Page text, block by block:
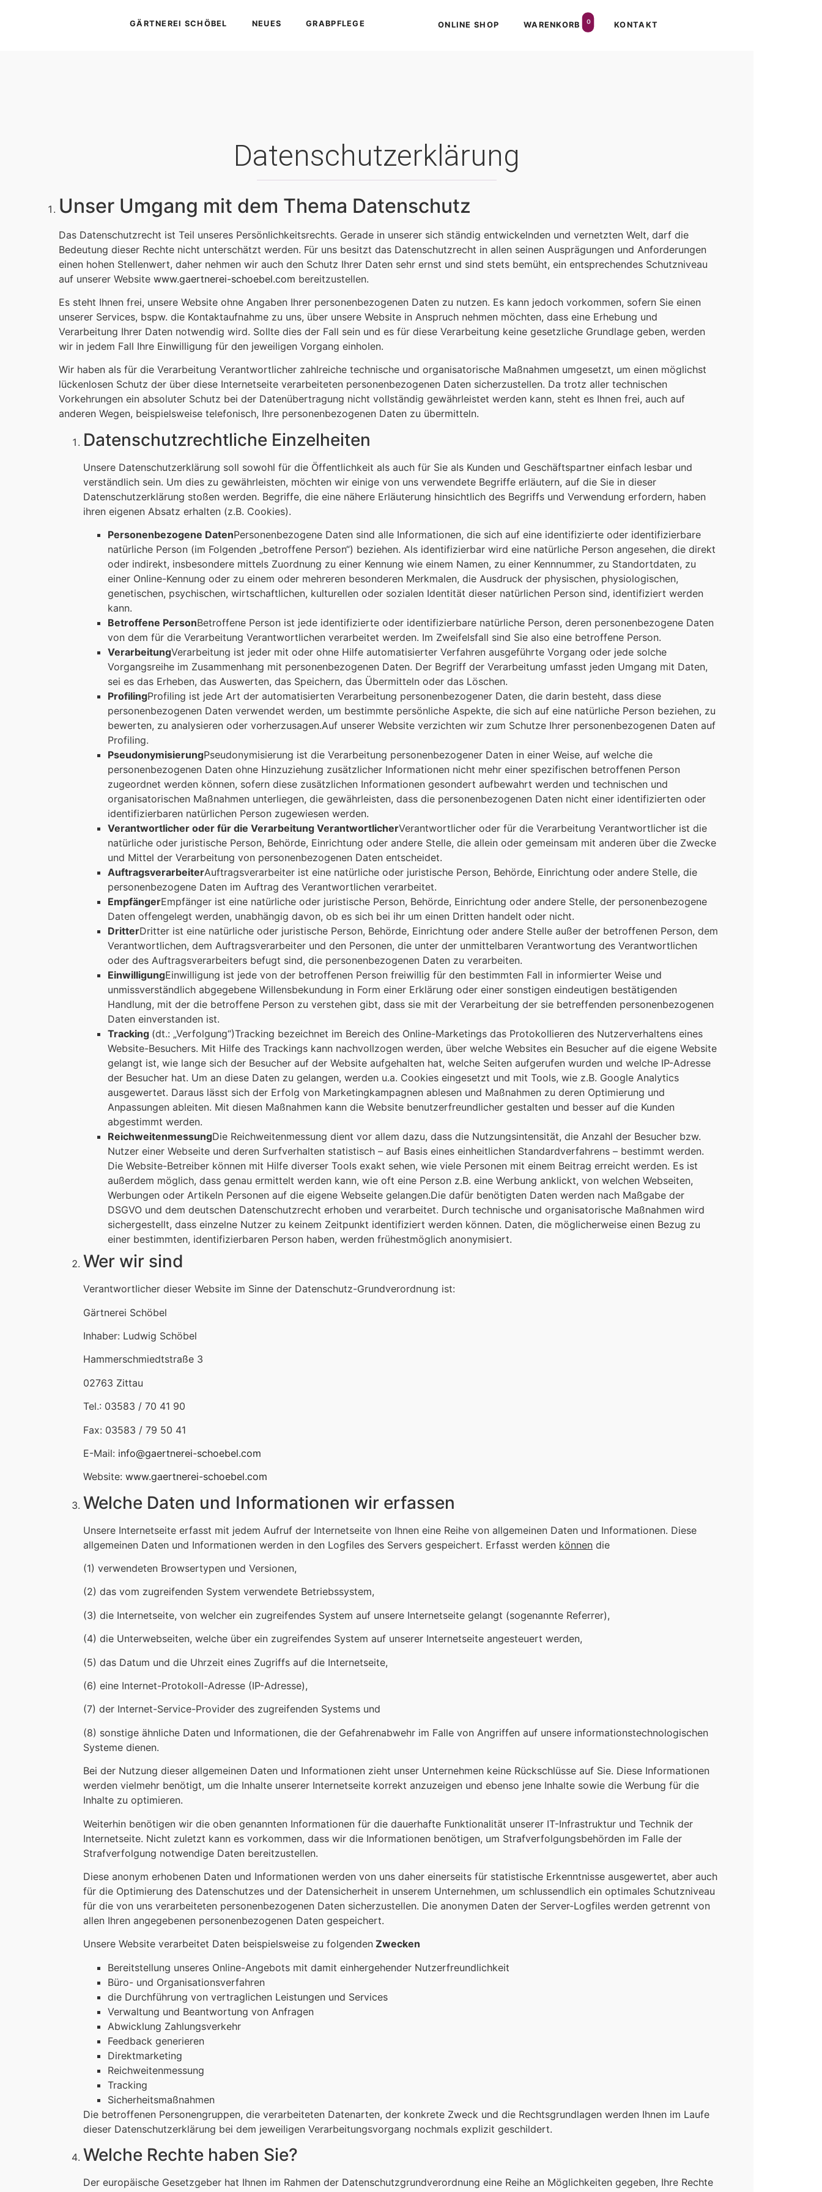
GÄRTNEREI SCHÖBEL NEUES GRABPFLEGE ONLINE SHOP WARENKORB 0 KONTAKT
Datenschutzerklärung
Unser Umgang mit dem Thema Datenschutz
Das Datenschutzrecht ist Teil unseres Persönlichkeitsrechts. Gerade in unserer sich ständig entwickelnden und vernetzten Welt, darf die
Bedeutung dieser Rechte nicht unterschätzt werden. Für uns besitzt das Datenschutzrecht in allen seinen Ausprägungen und Anforderungen
einen hohen Stellenwert, daher nehmen wir auch den Schutz Ihrer Daten sehr ernst und sind stets bemüht, ein entsprechendes Schutzniveau
auf unserer Website www.gaertnerei-schoebel.com bereitzustellen.
Es steht Ihnen frei, unsere Website ohne Angaben Ihrer personenbezogenen Daten zu nutzen. Es kann jedoch vorkommen, sofern Sie einen
unserer Services, bspw. die Kontaktaufnahme zu uns, über unsere Website in Anspruch nehmen möchten, dass eine Erhebung und
Verarbeitung Ihrer Daten notwendig wird. Sollte dies der Fall sein und es für diese Verarbeitung keine gesetzliche Grundlage geben, werden
wir in jedem Fall Ihre Einwilligung für den jeweiligen Vorgang einholen.
Wir haben als für die Verarbeitung Verantwortlicher zahlreiche technische und organisatorische Maßnahmen umgesetzt, um einen möglichst
lückenlosen Schutz der über diese Internetseite verarbeiteten personenbezogenen Daten sicherzustellen. Da trotz aller technischen
Vorkehrungen ein absoluter Schutz bei der Datenübertragung nicht vollständig gewährleistet werden kann, steht es Ihnen frei, auch auf
anderen Wegen, beispielsweise telefonisch, Ihre personenbezogenen Daten zu übermitteln.
Datenschutzrechtliche Einzelheiten
Unsere Datenschutzerklärung soll sowohl für die Öffentlichkeit als auch für Sie als Kunden und Geschäftspartner einfach lesbar und
verständlich sein. Um dies zu gewährleisten, möchten wir einige von uns verwendete Begriffe erläutern, auf die Sie in dieser
Datenschutzerklärung stoßen werden. Begriffe, die eine nähere Erläuterung hinsichtlich des Begriffs und Verwendung erfordern, haben
ihren eigenen Absatz erhalten (z.B. Cookies).
Personenbezogene DatenPersonenbezogene Daten sind alle Informationen, die sich auf eine identifizierte oder identifizierbare
natürliche Person (im Folgenden „betroffene Person“) beziehen. Als identifizierbar wird eine natürliche Person angesehen, die direkt
oder indirekt, insbesondere mittels Zuordnung zu einer Kennung wie einem Namen, zu einer Kennnummer, zu Standortdaten, zu
einer Online-Kennung oder zu einem oder mehreren besonderen Merkmalen, die Ausdruck der physischen, physiologischen,
genetischen, psychischen, wirtschaftlichen, kulturellen oder sozialen Identität dieser natürlichen Person sind, identifiziert werden
kann.
Betroffene PersonBetroffene Person ist jede identifizierte oder identifizierbare natürliche Person, deren personenbezogene Daten
von dem für die Verarbeitung Verantwortlichen verarbeitet werden. Im Zweifelsfall sind Sie also eine betroffene Person.
VerarbeitungVerarbeitung ist jeder mit oder ohne Hilfe automatisierter Verfahren ausgeführte Vorgang oder jede solche
Vorgangsreihe im Zusammenhang mit personenbezogenen Daten. Der Begriff der Verarbeitung umfasst jeden Umgang mit Daten,
sei es das Erheben, das Auswerten, das Speichern, das Übermitteln oder das Löschen.
ProfilingProfiling ist jede Art der automatisierten Verarbeitung personenbezogener Daten, die darin besteht, dass diese
personenbezogenen Daten verwendet werden, um bestimmte persönliche Aspekte, die sich auf eine natürliche Person beziehen, zu
bewerten, zu analysieren oder vorherzusagen.Auf unserer Website verzichten wir zum Schutze Ihrer personenbezogenen Daten auf
Profiling.
PseudonymisierungPseudonymisierung ist die Verarbeitung personenbezogener Daten in einer Weise, auf welche die
personenbezogenen Daten ohne Hinzuziehung zusätzlicher Informationen nicht mehr einer spezifischen betroffenen Person
zugeordnet werden können, sofern diese zusätzlichen Informationen gesondert aufbewahrt werden und technischen und
organisatorischen Maßnahmen unterliegen, die gewährleisten, dass die personenbezogenen Daten nicht einer identifizierten oder
identifizierbaren natürlichen Person zugewiesen werden.
Verantwortlicher oder für die Verarbeitung VerantwortlicherVerantwortlicher oder für die Verarbeitung Verantwortlicher ist die
natürliche oder juristische Person, Behörde, Einrichtung oder andere Stelle, die allein oder gemeinsam mit anderen über die Zwecke
und Mittel der Verarbeitung von personenbezogenen Daten entscheidet.
AuftragsverarbeiterAuftragsverarbeiter ist eine natürliche oder juristische Person, Behörde, Einrichtung oder andere Stelle, die
personenbezogene Daten im Auftrag des Verantwortlichen verarbeitet.
EmpfängerEmpfänger ist eine natürliche oder juristische Person, Behörde, Einrichtung oder andere Stelle, der personenbezogene
Daten offengelegt werden, unabhängig davon, ob es sich bei ihr um einen Dritten handelt oder nicht.
DritterDritter ist eine natürliche oder juristische Person, Behörde, Einrichtung oder andere Stelle außer der betroffenen Person, dem
Verantwortlichen, dem Auftragsverarbeiter und den Personen, die unter der unmittelbaren Verantwortung des Verantwortlichen
oder des Auftragsverarbeiters befugt sind, die personenbezogenen Daten zu verarbeiten.
EinwilligungEinwilligung ist jede von der betroffenen Person freiwillig für den bestimmten Fall in informierter Weise und
unmissverständlich abgegebene Willensbekundung in Form einer Erklärung oder einer sonstigen eindeutigen bestätigenden
Handlung, mit der die betroffene Person zu verstehen gibt, dass sie mit der Verarbeitung der sie betreffenden personenbezogenen
Daten einverstanden ist.
Tracking (dt.: „Verfolgung“)Tracking bezeichnet im Bereich des Online-Marketings das Protokollieren des Nutzerverhaltens eines
Website-Besuchers. Mit Hilfe des Trackings kann nachvollzogen werden, über welche Websites ein Besucher auf die eigene Website
gelangt ist, wie lange sich der Besucher auf der Website aufgehalten hat, welche Seiten aufgerufen wurden und welche IP-Adresse
der Besucher hat. Um an diese Daten zu gelangen, werden u.a. Cookies eingesetzt und mit Tools, wie z.B. Google Analytics
ausgewertet. Daraus lässt sich der Erfolg von Marketingkampagnen ablesen und Maßnahmen zu deren Optimierung und
Anpassungen ableiten. Mit diesen Maßnahmen kann die Website benutzerfreundlicher gestalten und besser auf die Kunden
abgestimmt werden.
ReichweitenmessungDie Reichweitenmessung dient vor allem dazu, dass die Nutzungsintensität, die Anzahl der Besucher bzw.
Nutzer einer Webseite und deren Surfverhalten statistisch – auf Basis eines einheitlichen Standardverfahrens – bestimmt werden.
Die Website-Betreiber können mit Hilfe diverser Tools exakt sehen, wie viele Personen mit einem Beitrag erreicht werden. Es ist
außerdem möglich, dass genau ermittelt werden kann, wie oft eine Person z.B. eine Werbung anklickt, von welchen Webseiten,
Werbungen oder Artikeln Personen auf die eigene Webseite gelangen.Die dafür benötigten Daten werden nach Maßgabe der
DSGVO und dem deutschen Datenschutzrecht erhoben und verarbeitet. Durch technische und organisatorische Maßnahmen wird
sichergestellt, dass einzelne Nutzer zu keinem Zeitpunkt identifiziert werden können. Daten, die möglicherweise einen Bezug zu
einer bestimmten, identifizierbaren Person haben, werden frühestmöglich anonymisiert.
Wer wir sind
Verantwortlicher dieser Website im Sinne der Datenschutz-Grundverordnung ist:
Gärtnerei Schöbel
Inhaber: Ludwig Schöbel
Hammerschmiedtstraße 3
02763 Zittau
Tel.: 03583 / 70 41 90
Fax: 03583 / 79 50 41
E-Mail: info@gaertnerei-schoebel.com
Website: www.gaertnerei-schoebel.com
Welche Daten und Informationen wir erfassen
Unsere Internetseite erfasst mit jedem Aufruf der Internetseite von Ihnen eine Reihe von allgemeinen Daten und Informationen. Diese
allgemeinen Daten und Informationen werden in den Logfiles des Servers gespeichert. Erfasst werden können die
(1) verwendeten Browsertypen und Versionen,
(2) das vom zugreifenden System verwendete Betriebssystem,
(3) die Internetseite, von welcher ein zugreifendes System auf unsere Internetseite gelangt (sogenannte Referrer),
(4) die Unterwebseiten, welche über ein zugreifendes System auf unserer Internetseite angesteuert werden,
(5) das Datum und die Uhrzeit eines Zugriffs auf die Internetseite,
(6) eine Internet-Protokoll-Adresse (IP-Adresse),
(7) der Internet-Service-Provider des zugreifenden Systems und
(8) sonstige ähnliche Daten und Informationen, die der Gefahrenabwehr im Falle von Angriffen auf unsere informationstechnologischen
Systeme dienen.
Bei der Nutzung dieser allgemeinen Daten und Informationen zieht unser Unternehmen keine Rückschlüsse auf Sie. Diese Informationen
werden vielmehr benötigt, um die Inhalte unserer Internetseite korrekt anzuzeigen und ebenso jene Inhalte sowie die Werbung für die
Inhalte zu optimieren.
Weiterhin benötigen wir die oben genannten Informationen für die dauerhafte Funktionalität unserer IT-Infrastruktur und Technik der
Internetseite. Nicht zuletzt kann es vorkommen, dass wir die Informationen benötigen, um Strafverfolgungsbehörden im Falle der
Strafverfolgung notwendige Daten bereitzustellen.
Diese anonym erhobenen Daten und Informationen werden von uns daher einerseits für statistische Erkenntnisse ausgewertet, aber auch
für die Optimierung des Datenschutzes und der Datensicherheit in unserem Unternehmen, um schlussendlich ein optimales Schutzniveau
für die von uns verarbeiteten personenbezogenen Daten sicherzustellen. Die anonymen Daten der Server-Logfiles werden getrennt von
allen Ihren angegebenen personenbezogenen Daten gespeichert.
Unsere Website verarbeitet Daten beispielsweise zu folgenden Zwecken
Bereitstellung unseres Online-Angebots mit damit einhergehender Nutzerfreundlichkeit
Büro- und Organisationsverfahren
die Durchführung von vertraglichen Leistungen und Services
Verwaltung und Beantwortung von Anfragen
Abwicklung Zahlungsverkehr
Feedback generieren
Direktmarketing
Reichweitenmessung
Tracking
Sicherheitsmaßnahmen
Die betroffenen Personengruppen, die verarbeiteten Datenarten, der konkrete Zweck und die Rechtsgrundlagen werden Ihnen im Laufe
dieser Datenschutzerklärung bei dem jeweiligen Verarbeitungsvorgang nochmals explizit geschildert.
Welche Rechte haben Sie?
Der europäische Gesetzgeber hat Ihnen im Rahmen der Datenschutzgrundverordnung eine Reihe an Möglichkeiten gegeben, Ihre Rechte